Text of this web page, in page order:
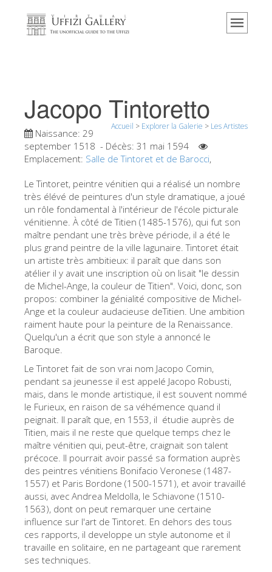
Accueil
Événements et expositions
L' avis des visiteurs
Contact
Réserver
Visite virtuelle
Les Oeuvres
Les Salles
Les Artistes
Les nouvelles salles
Les autres Musées
Galerie de l'Académie
La Galerie Palatine
Les Chapelles Médicis
Le Musée de San Marco
Musée Archéologique
Opificio delle Pietre Dure
Le Musée Galilée
Le Jardin de Boboli
La tour d'Arnolfo
Jacopo Tintoretto
Accueil > Explorer la Galerie > Les Artistes
Naissance: 29
september 1518 - Décès: 31 mai 1594
Emplacement: Salle de Tintoret et de Barocci,
Le Tintoret, peintre vénitien qui a réalisé un nombre
très élévé de peintures d'un style dramatique, a joué
un rôle fondamental à l'intérieur de l'école picturale
vénitienne. À côté de Titien (1485-1576), qui fut son
maître pendant une très brève période, il a été le
plus grand peintre de la ville lagunaire. Tintoret était
un artiste très ambitieux: il paraît que dans son
atélier il y avait une inscription où on lisait "le dessin
de Michel-Ange, la couleur de Titien". Voici, donc, son
propos: combiner la génialité compositive de Michel-
Ange et la couleur audacieuse deTitien. Une ambition
raiment haute pour la peinture de la Renaissance.
Quelqu'un a écrit que son style a annoncé le
Baroque.
Le Tintoret fait de son vrai nom Jacopo Comin,
pendant sa jeunesse il est appelé Jacopo Robusti,
mais, dans le monde artistique, il est souvent nommé
le Furieux, en raison de sa véhémence quand il
peignait. Il paraît que, en 1553, il étudie auprès de
Titien, mais il ne reste que quelque temps chez le
maître vénitien qui, peut-être, craignait son talent
précoce. Il pourrait avoir passé sa formation auprès
des peintres vénitiens Bonifacio Veronese (1487-
1557) et Paris Bordone (1500-1571), et avoir travaillé
aussi, avec Andrea Meldolla, le Schiavone (1510-
1563), dont on peut remarquer une certaine
influence sur l'art de Tintoret. En dehors des tous
ces rapports, il developpe un style autonome et il
travaille en solitaire, en ne partageant que rarement
ses techniques.